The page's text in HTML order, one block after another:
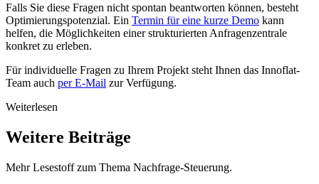
Falls Sie diese Fragen nicht spontan beantworten können, besteht
Optimierungspotenzial. Ein Termin für eine kurze Demo kann
helfen, die Möglichkeiten einer strukturierten Anfragenzentrale
konkret zu erleben.
Für individuelle Fragen zu Ihrem Projekt steht Ihnen das Innoflat-
Team auch per E-Mail zur Verfügung.
Weiterlesen
Weitere Beiträge
Mehr Lesestoff zum Thema Nachfrage-Steuerung.